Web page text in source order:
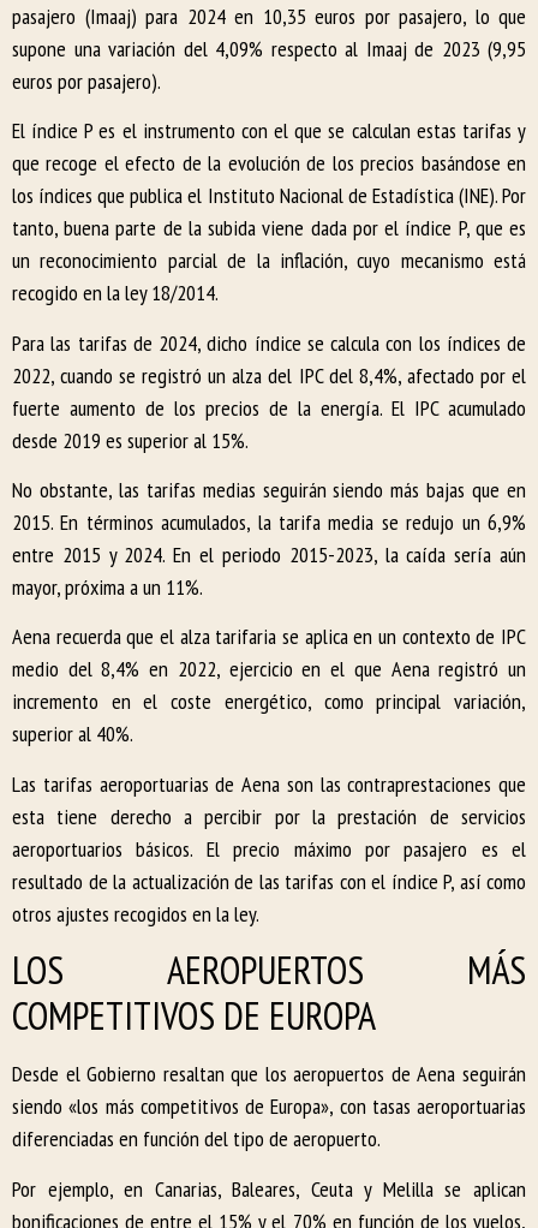
pasajero (Imaaj) para 2024 en 10,35 euros por pasajero, lo que
supone una variación del 4,09% respecto al Imaaj de 2023 (9,95
euros por pasajero).
El índice P es el instrumento con el que se calculan estas tarifas y
que recoge el efecto de la evolución de los precios basándose en
los índices que publica el Instituto Nacional de Estadística (INE). Por
tanto, buena parte de la subida viene dada por el índice P, que es
un reconocimiento parcial de la inflación, cuyo mecanismo está
recogido en la ley 18/2014.
Para las tarifas de 2024, dicho índice se calcula con los índices de
2022, cuando se registró un alza del IPC del 8,4%, afectado por el
fuerte aumento de los precios de la energía. El IPC acumulado
desde 2019 es superior al 15%.
No obstante, las tarifas medias seguirán siendo más bajas que en
2015. En términos acumulados, la tarifa media se redujo un 6,9%
entre 2015 y 2024. En el periodo 2015-2023, la caída sería aún
mayor, próxima a un 11%.
Aena recuerda que el alza tarifaria se aplica en un contexto de IPC
medio del 8,4% en 2022, ejercicio en el que Aena registró un
incremento en el coste energético, como principal variación,
superior al 40%.
Las tarifas aeroportuarias de Aena son las contraprestaciones que
esta tiene derecho a percibir por la prestación de servicios
aeroportuarios básicos. El precio máximo por pasajero es el
resultado de la actualización de las tarifas con el índice P, así como
otros ajustes recogidos en la ley.
LOS AEROPUERTOS MÁS
COMPETITIVOS DE EUROPA
Desde el Gobierno resaltan que los aeropuertos de Aena seguirán
siendo «los más competitivos de Europa», con tasas aeroportuarias
diferenciadas en función del tipo de aeropuerto.
Por ejemplo, en Canarias, Baleares, Ceuta y Melilla se aplican
bonificaciones de entre el 15% y el 70% en función de los vuelos,